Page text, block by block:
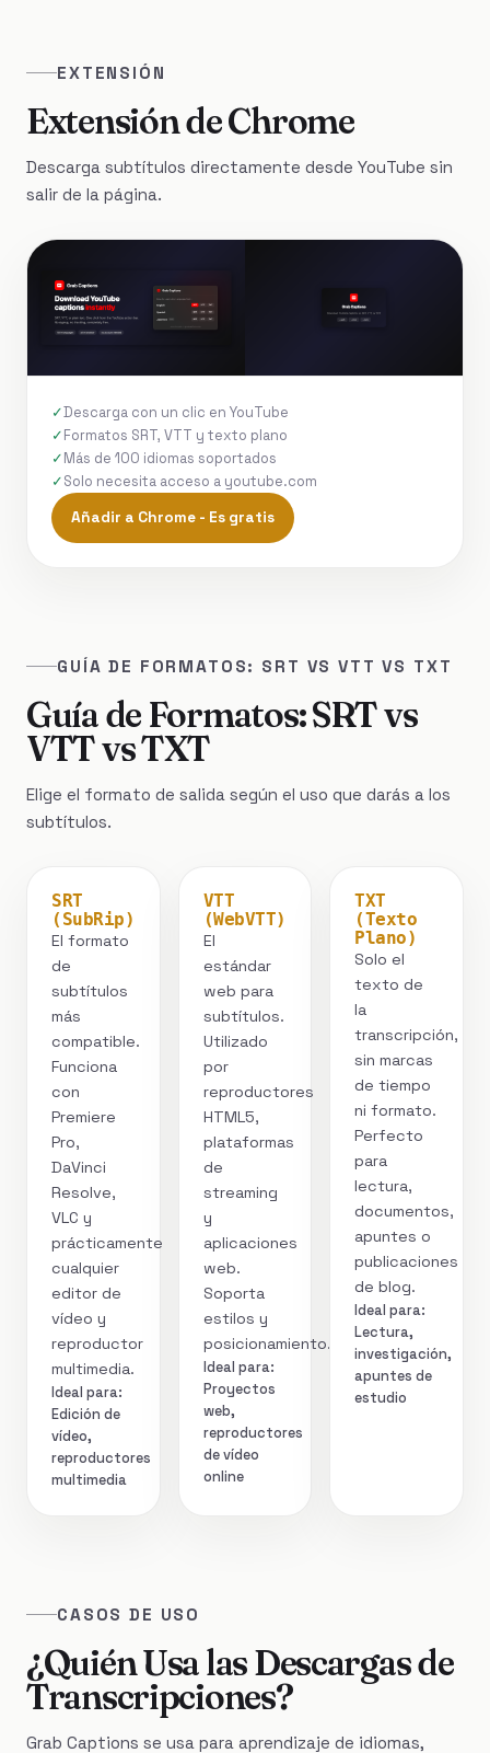
EXTENSIÓN
Extensión de Chrome
Descarga subtítulos directamente desde YouTube sin
salir de la página.
Descarga con un clic en YouTube
Formatos SRT, VTT y texto plano
Más de 100 idiomas soportados
Solo necesita acceso a youtube.com
Añadir a Chrome - Es gratis
GUÍA DE FORMATOS: SRT VS VTT VS TXT
Guía de Formatos: SRT vs
VTT vs TXT
Elige el formato de salida según el uso que darás a los
subtítulos.
SRT
(SubRip)
El formato
de
subtítulos
más
compatible.
Funciona
con
Premiere
Pro,
DaVinci
Resolve,
VLC y
prácticamente
cualquier
editor de
vídeo y
reproductor
multimedia.
Ideal para:
Edición de
vídeo,
reproductores
multimedia
VTT
(WebVTT)
El
estándar
web para
subtítulos.
Utilizado
por
reproductores
HTML5,
plataformas
de
streaming
y
aplicaciones
web.
Soporta
estilos y
posicionamiento.
Ideal para:
Proyectos
web,
reproductores
de vídeo
online
TXT
(Texto
Plano)
Solo el
texto de
la
transcripción,
sin marcas
de tiempo
ni formato.
Perfecto
para
lectura,
documentos,
apuntes o
publicaciones
de blog.
Ideal para:
Lectura,
investigación,
apuntes de
estudio
CASOS DE USO
¿Quién Usa las Descargas de
Transcripciones?
Grab Captions se usa para aprendizaje de idiomas,